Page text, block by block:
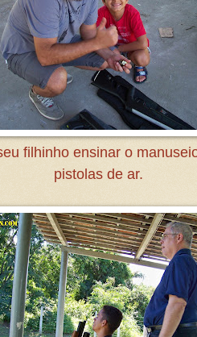
filhinho ensinar o
pistolas de ar.